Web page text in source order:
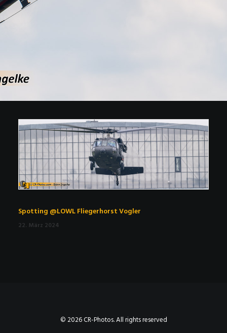
Spotting @LOWL Fliegerhorst Vogler
22. März 2024
© 2026 CR-Photos. All rights reserved